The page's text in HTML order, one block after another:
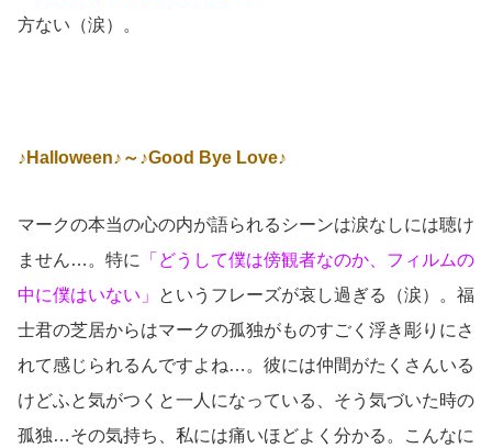
方ない（涙）。
♪Halloween♪～♪Good Bye Love♪
マークの本当の心の内が語られるシーンは涙なしには聴け
ません…。特に
「どうして僕は傍観者なのか、フィルムの
中に僕はいない」
というフレーズが哀し過ぎる（涙）。福
士君の芝居からはマークの孤独がものすごく浮き彫りにさ
れて感じられるんですよね…。彼には仲間がたくさんいる
けどふと気がつくと一人になっている、そう気づいた時の
孤独…その気持ち、私には痛いほどよく分かる。こんなに